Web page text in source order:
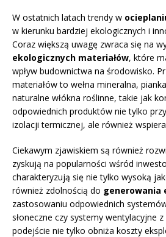
W ostatnich latach trendy w
w kierunku bardziej ekologicznych i
Coraz większą uwagę zwraca się na
ekologicznych materiałów, które
wpływ budownictwa na środowisko.
materiałów to wełna mineralna,
naturalne włókna roślinne, takie jak
odpowiednich produktów nie tylko
izolacji termicznej, ale również
Ciekawym zjawiskiem są również
zyskują na popularności wśród
charakteryzują się nie tylko wysoką
również zdolnością do generowania
zastosowaniu odpowiednich
słoneczne czy systemy wentylacyjne z
podejście nie tylko obniża koszty